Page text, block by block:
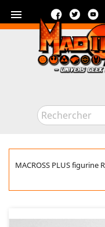
 Facebook
MACROSS PLUS figurine